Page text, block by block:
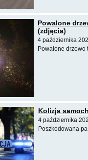
Powalone
(zdjęcia)
4 października
Powalone drzewo
Kolizja
4 października
Poszkodowana